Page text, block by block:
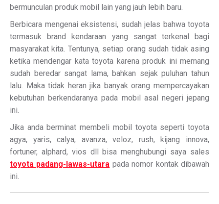
bermunculan produk mobil lain yang jauh lebih baru.
Berbicara mengenai eksistensi, sudah jelas bahwa toyota
termasuk brand kendaraan yang sangat terkenal bagi
masyarakat kita. Tentunya, setiap orang sudah tidak asing
ketika mendengar kata toyota karena produk ini memang
sudah beredar sangat lama, bahkan sejak puluhan tahun
lalu. Maka tidak heran jika banyak orang mempercayakan
kebutuhan berkendaranya pada mobil asal negeri jepang
ini.
Jika anda berminat membeli mobil toyota seperti toyota
agya, yaris, calya, avanza, veloz, rush, kijang innova,
fortuner, alphard, vios dll bisa menghubungi saya sales
toyota padang-lawas-utara pada nomor kontak dibawah
ini.